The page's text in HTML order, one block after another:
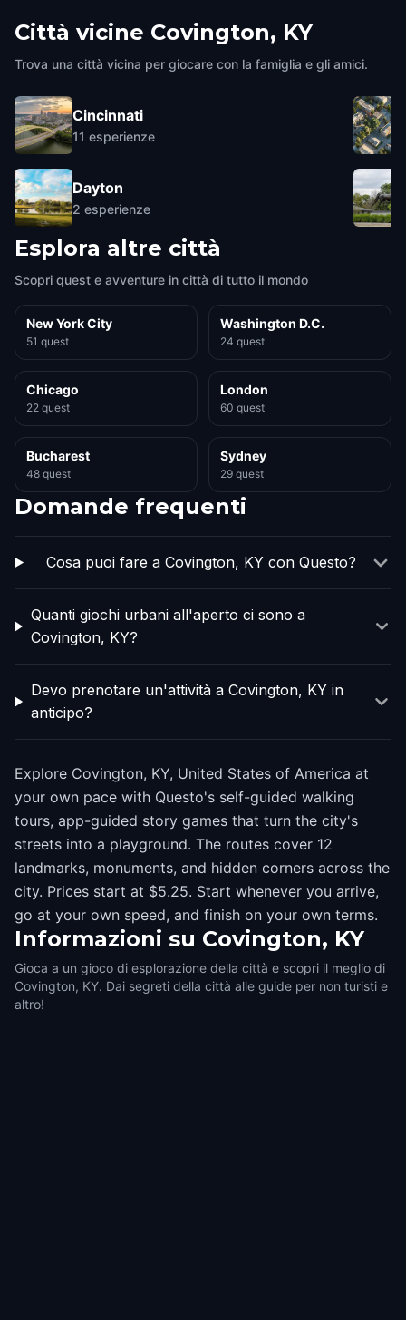
Città vicine Covington, KY
Trova una città vicina per giocare con la famiglia e gli amici.
Cincinnati
11 esperienze
Dayton
2 esperienze
Esplora altre città
Scopri quest e avventure in città di tutto il mondo
New York City
51 quest
Washington D.C.
24 quest
Chicago
22 quest
London
60 quest
Bucharest
48 quest
Sydney
29 quest
Domande frequenti
Cosa puoi fare a Covington, KY con Questo?
Quanti giochi urbani all'aperto ci sono a
Covington, KY?
Devo prenotare un'attività a Covington, KY in
anticipo?
Explore Covington, KY, United States of America at
your own pace with Questo's self-guided walking
tours, app-guided story games that turn the city's
streets into a playground. The routes cover 12
landmarks, monuments, and hidden corners across the
city. Prices start at $5.25. Start whenever you arrive,
go at your own speed, and finish on your own terms.
Informazioni su Covington, KY
Gioca a un gioco di esplorazione della città e scopri il meglio di
Covington, KY. Dai segreti della città alle guide per non turisti e
altro!